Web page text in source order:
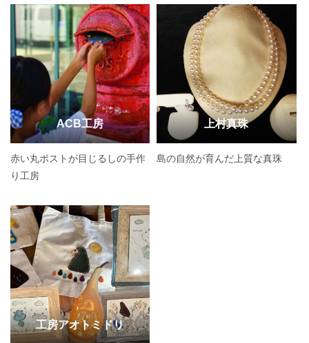
ACB工房
赤い丸ポストが目じるしの手作
り工房
上村真珠
島の自然が育んだ上質な真珠
工房アオトミドリ